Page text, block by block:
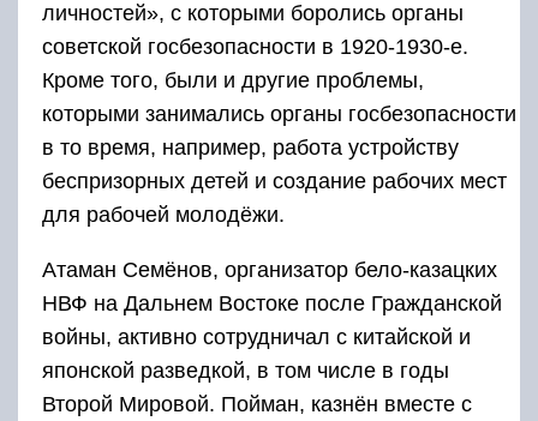
личностей», с которыми боролись органы
советской госбезопасности в 1920-1930-е.
Кроме того, были и другие проблемы,
которыми занимались органы госбезопасности
в то время, например, работа устройству
беспризорных детей и создание рабочих мест
для рабочей молодёжи.
Атаман Семёнов, организатор бело-казацких
НВФ на Дальнем Востоке после Гражданской
войны, активно сотрудничал с китайской и
японской разведкой, в том числе в годы
Второй Мировой. Пойман, казнён вместе с